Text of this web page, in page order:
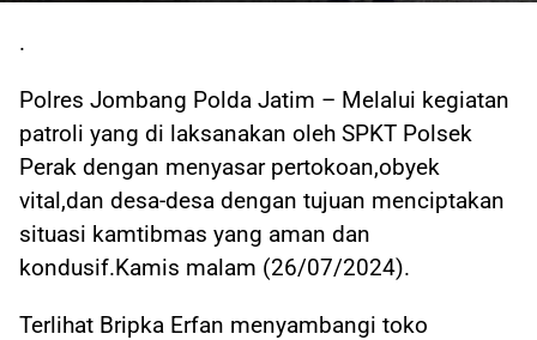
.
Polres Jombang Polda Jatim – Melalui kegiatan
patroli yang di laksanakan oleh SPKT Polsek
Perak dengan menyasar pertokoan,obyek
vital,dan desa-desa dengan tujuan menciptakan
situasi kamtibmas yang aman dan
kondusif.Kamis malam (26/07/2024).
Terlihat Bripka Erfan menyambangi toko